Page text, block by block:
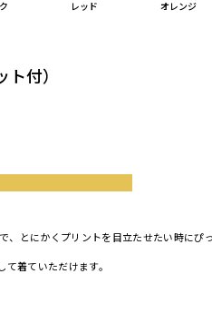
レッド オレンジ
付）
、とにかくプリントを目立たせたい時にぴ
着ていただけます。